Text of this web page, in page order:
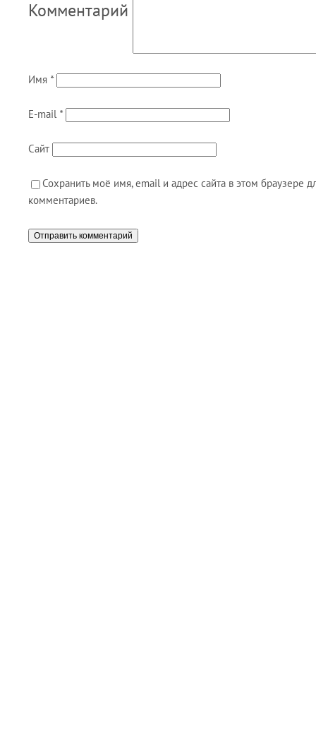
Комментарий
Имя *
E-mail *
Сайт
Сохранить моё имя, email и адрес сайта в этом браузере
комментариев.